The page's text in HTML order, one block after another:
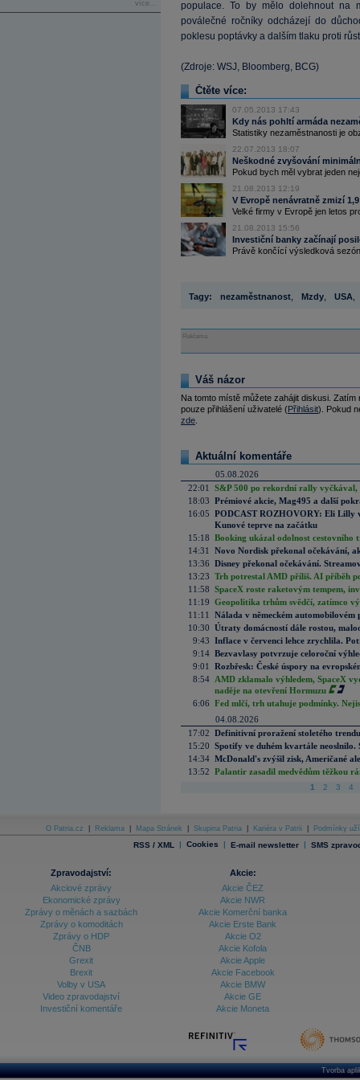
více...
populace. To by mělo dolehnout na
poválečné ročníky odcházejí do
poklesu poptávky a dalším tlaku proti
(Zdroje: WSJ, Bloomberg, BCG)
Čtěte více:
07.05.2013 17:43
Kdy nás pohltí armáda
Statistiky nezaměstnanosti je
22.07.2013 18:07
Neškodné zvyšování
Pokud bych měl vybrat jeden
21.08.2013 12:19
V Evropě nenávratně zmizí
Velké firmy v Evropě jen letos
21.08.2013 15:56
Investiční banky začínají
Právě končící výsledková
Tagy: nezaměstnanost Mzdy USA
Reklama
Váš názor
Na tomto místě můžete zahájit diskusi.
pouze přihlášení uživatelé (Přihlásit). Pokud
zde
Aktuální komentáře
05.08.2026
22:01
S&P 500 po rekordní rally vyčkával,
18:03 Prémiové akcie, Mag495 a další
16:05 PODCAST ROZHOVORY: Eli Lilly
Kunové teprve na začátku
15:18 Booking ukázal odolnost cestovního
14:31
Novo Nordisk překonal očekávání,
13:36 Disney překonal očekávání.
13:23 Trh potrestal AMD příliš. AI příběh
11:58 SpaceX roste raketovým tempem,
11:19 Geopolitika trhům svědčí, zatímco
11:11
Nálada v německém automobilovém
10:30 Útraty domácností dále rostou,
9:43 Inflace v červenci lehce zrychlila.
9:14 Bezvavlasy potvrzuje celoroční
9:01
Rozbřesk: České úspory na
8:54 AMD zklamalo výhledem, SpaceX
naděje na otevření Hormuzu
6:06 Fed mlčí, trh utahuje podmínky.
04.08.2026
17:02 Definitivní proražení stoletého
15:20 Spotify ve duhém kvartále neoslnilo.
14:34 McDonald's zvýšil zisk, Američané
13:52 Palantir zasadil medvědům těžkou
1 2 3 4
O Patria.cz Reklama Mapa Stránek Skupina Patria Kariéra v Patrii Podmínky
RSS / XML | Cookies | E-mail newsletter | SMS
Zpravodajství:
Akciové zprávy
Ekonomické zprávy
Zprávy o měnách a sazbách
Zprávy o komoditách
Zprávy o HDP
ČNB
Grexit
Brexit
Volby v USA
Video zpravodajství
Investiční komentáře
Akcie:
Akcie ČEZ
Akcie NWR
Akcie Komerční banka
Akcie Erste Bank
Akcie O2
Akcie Kofola
Akcie Apple
Akcie Facebook
Akcie BMW
Akcie GE
Akcie Moneta
Tvorba